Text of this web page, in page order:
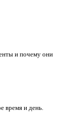
и почему они
время и день.